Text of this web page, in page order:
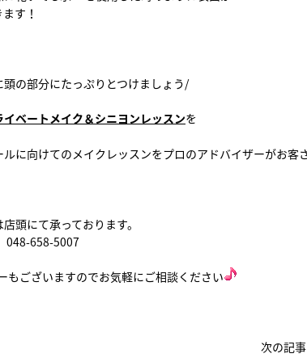
す！
の部分にたっぷりとつけましょう/
イベートメイク＆シニヨンレッスンを
に向けてのメイクレッスンをプロのアドバイザーがお客
頭にて承っております。
658-5007
もございますのでお気軽にご相談ください
次の記事